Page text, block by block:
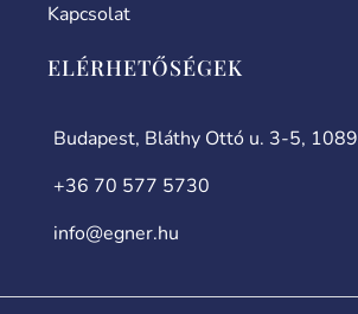
Kapcsolat
ELÉRHETŐSÉGEK
Budapest, Bláthy Ottó u. 3-5, 1089
+36 70 577 5730
info@egner.hu